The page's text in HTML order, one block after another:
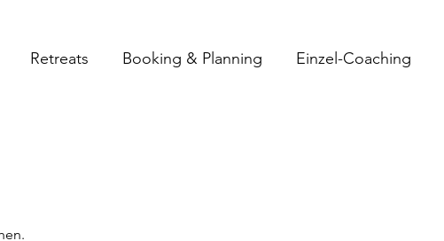
Retreats Booking & Planning Einzel-Coaching